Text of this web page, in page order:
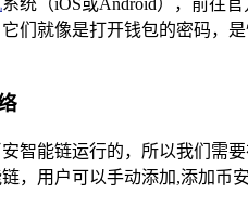
们就像是打开钱包的密码，
智能链运行的，所以我们需
，用户可以手动添加,添加币